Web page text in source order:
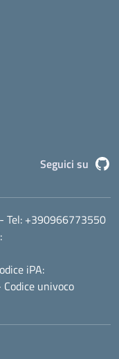
Seguici su
- Tel: +390966773550
iPA:
univoco